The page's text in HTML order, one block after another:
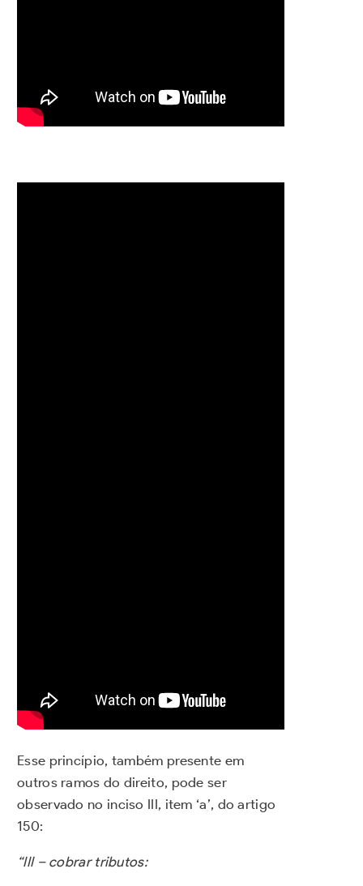
Esse princípio, também presente em
outros ramos do direito, pode ser
observado no inciso III, item ‘a’, do artigo
150:
“III – cobrar tributos: